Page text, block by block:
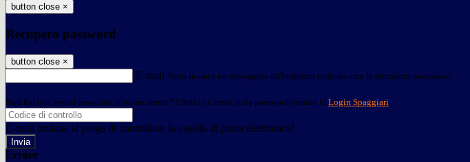
button close ×
Recupero password
button close ×
E-mail Verrà inviato un messaggio all'indirizzo indicato con le istruzioni necessarie.
Non hai una e-mail associata al nome utente? Effettua il reset della password tramite la Login Spaggiari
E-mail inviata, si prega di controllare la casella di posta elettronica!
Errore